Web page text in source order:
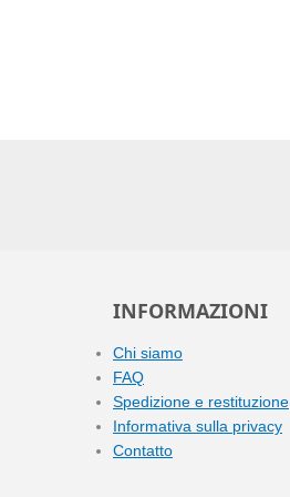
INFORMAZIONI
Chi siamo
FAQ
Spedizione e restituzione
Informativa sulla privacy
Contatto